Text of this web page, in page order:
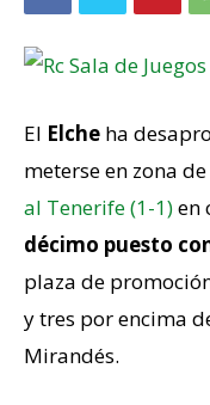
El Elche ha
meterse en zona
al Tenerife (1-1)en
décimo puesto
plaza de
y tres por encima
Mirandés.